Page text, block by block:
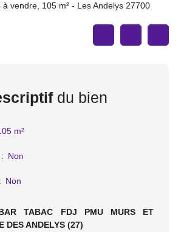
vendre, 105 m² - Les Andelys 27700
du bien
m²
: Non
: Non
BAR TABAC FDJ PMU MURS ET
DES ANDELYS (27)